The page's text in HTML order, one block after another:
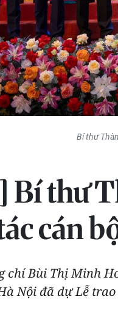
Bí thư
Bí thư
cán
chí Bùi Thị Minh
Nội đã dự Lễ